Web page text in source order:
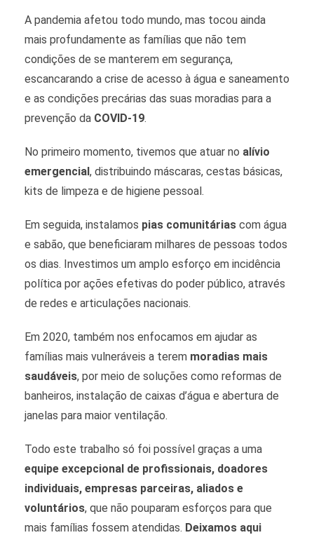
A pandemia afetou todo mundo, mas tocou ainda
mais profundamente as famílias que não tem
condições de se manterem em segurança,
escancarando a crise de acesso à água e saneamento
e as condições precárias das suas moradias para a
prevenção da COVID-19.
No primeiro momento, tivemos que atuar no alívio
emergencial, distribuindo máscaras, cestas básicas,
kits de limpeza e de higiene pessoal.
Em seguida, instalamos pias comunitárias com água
e sabão, que beneficiaram milhares de pessoas todos
os dias. Investimos um amplo esforço em incidência
política por ações efetivas do poder público, através
de redes e articulações nacionais.
Em 2020, também nos enfocamos em ajudar as
famílias mais vulneráveis a terem moradias mais
saudáveis, por meio de soluções como reformas de
banheiros, instalação de caixas d’água e abertura de
janelas para maior ventilação.
Todo este trabalho só foi possível graças a uma
equipe excepcional de profissionais, doadores
individuais, empresas parceiras, aliados e
voluntários, que não pouparam esforços para que
mais famílias fossem atendidas. Deixamos aqui